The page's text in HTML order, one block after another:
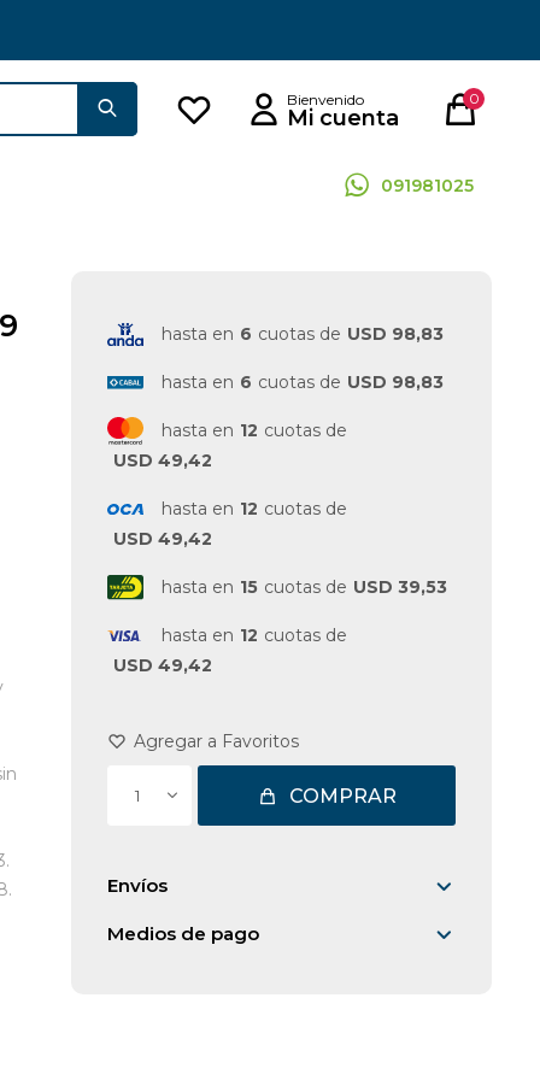
091981025
0
hasta en 6 cuotas de USD 98,83
hasta en 6 cuotas de USD 98,83
hasta en 12 cuotas de
USD 49,42
hasta en 12 cuotas de
USD 49,42
hasta en 15 cuotas de USD 39,53
hasta en 12 cuotas de
USD 49,42
1 COMPRAR
Envíos
Medios de pago